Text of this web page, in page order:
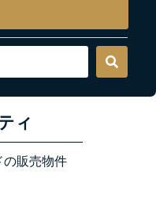
ィ
販売物件